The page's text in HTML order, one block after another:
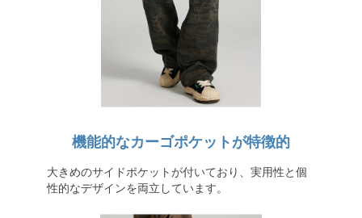
機能的なカーゴポケットが特徴的
大きめのサイドポケットが付いており、実用性と個
性的なデザインを両立しています。